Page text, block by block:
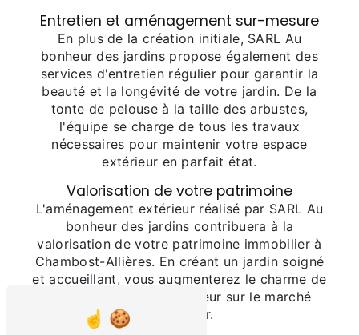
Entretien et aménagement sur-mesure
En plus de la création initiale, SARL Au
bonheur des jardins propose également des
services d'entretien régulier pour garantir la
beauté et la longévité de votre jardin. De la
tonte de pelouse à la taille des arbustes,
l'équipe se charge de tous les travaux
nécessaires pour maintenir votre espace
extérieur en parfait état.
Valorisation de votre patrimoine
L'aménagement extérieur réalisé par SARL Au
bonheur des jardins contribuera à la
valorisation de votre patrimoine immobilier à
Chambost-Allières. En créant un jardin soigné
et accueillant, vous augmenterez le charme de
votre propriété et sa valeur sur le marché
immobilier.